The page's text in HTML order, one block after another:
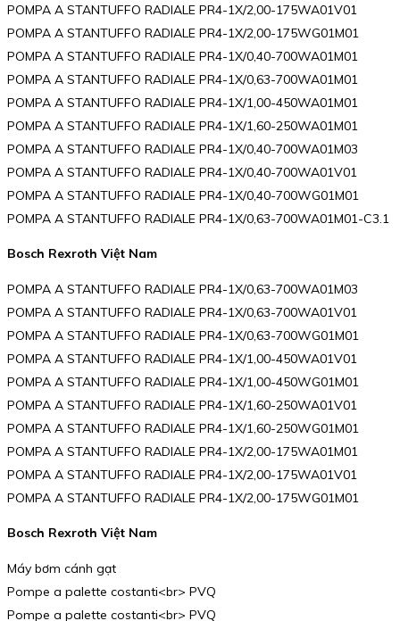
POMPA A STANTUFFO RADIALE PR4-1X/2,00-175WA01V01
POMPA A STANTUFFO RADIALE PR4-1X/2,00-175WG01M01
POMPA A STANTUFFO RADIALE PR4-1X/0,40-700WA01M01
POMPA A STANTUFFO RADIALE PR4-1X/0,63-700WA01M01
POMPA A STANTUFFO RADIALE PR4-1X/1,00-450WA01M01
POMPA A STANTUFFO RADIALE PR4-1X/1,60-250WA01M01
POMPA A STANTUFFO RADIALE PR4-1X/0,40-700WA01M03
POMPA A STANTUFFO RADIALE PR4-1X/0,40-700WA01V01
POMPA A STANTUFFO RADIALE PR4-1X/0,40-700WG01M01
POMPA A STANTUFFO RADIALE PR4-1X/0,63-700WA01M01-C3.1
Bosch Rexroth Việt Nam
POMPA A STANTUFFO RADIALE PR4-1X/0,63-700WA01M03
POMPA A STANTUFFO RADIALE PR4-1X/0,63-700WA01V01
POMPA A STANTUFFO RADIALE PR4-1X/0,63-700WG01M01
POMPA A STANTUFFO RADIALE PR4-1X/1,00-450WA01V01
POMPA A STANTUFFO RADIALE PR4-1X/1,00-450WG01M01
POMPA A STANTUFFO RADIALE PR4-1X/1,60-250WA01V01
POMPA A STANTUFFO RADIALE PR4-1X/1,60-250WG01M01
POMPA A STANTUFFO RADIALE PR4-1X/2,00-175WA01M01
POMPA A STANTUFFO RADIALE PR4-1X/2,00-175WA01V01
POMPA A STANTUFFO RADIALE PR4-1X/2,00-175WG01M01
Bosch Rexroth Việt Nam
Máy bơm cánh gạt
Pompe a palette costanti<br> PVQ
Pompe a palette costanti<br> PVQ